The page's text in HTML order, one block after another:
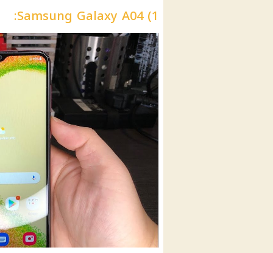
1) Samsung Galaxy A04: